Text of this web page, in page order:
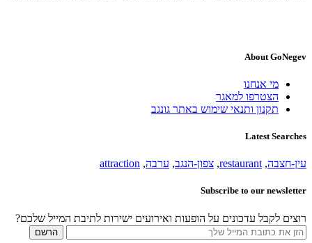
About GoNegev
מי אנחנו
הצטרפו למאגר
תקנון ותנאי שימוש באתר גונגב
Latest Searches
עין-חצבה,
restaurant
, צפון-הנגב, ערבה,
attraction
Subscribe to our newsletter
רוצים לקבל עדכונים על הופעות ואירועים ישירות לתיבת המייל שלכם?